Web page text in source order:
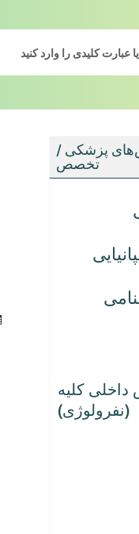
پزشکی /
تخصص
کلیه
(نفرولوژی)